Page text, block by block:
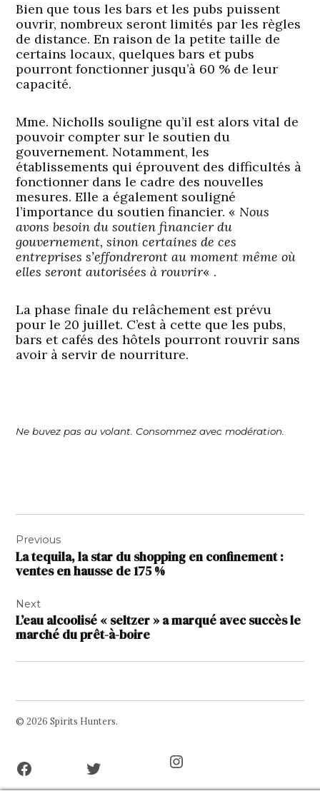
Bien que tous les bars et les pubs puissent
ouvrir, nombreux seront limités par les règles
de distance. En raison de la petite taille de
certains locaux, quelques bars et pubs
pourront fonctionner jusqu’à 60 % de leur
capacité.
Mme. Nicholls souligne qu’il est alors vital de
pouvoir compter sur le soutien du
gouvernement. Notamment, les
établissements qui éprouvent des difficultés à
fonctionner dans le cadre des nouvelles
mesures. Elle a également souligné
l’importance du soutien financier. «Nous
avons besoin du soutien financier du
gouvernement, sinon certaines de ces
entreprises s’effondreront au moment même où
elles seront autorisées à rouvrir« .
La phase finale du relâchement est prévu
pour le 20 juillet. C’est à cette que les pubs,
bars et cafés des hôtels pourront rouvrir sans
avoir à servir de nourriture.
Ne buvez pas au volant. Consommez avec modération.
de
l’article
Previous
La tequila, la star du shopping en confinement :
ventes en hausse de 175 %
Next
L’eau alcoolisé « seltzer » a marqué avec succès le
marché du prêt-à-boire
© 2026 Spirits Hunters.